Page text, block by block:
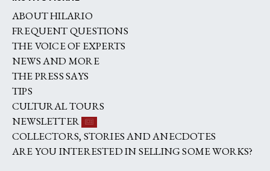
ABOUT HILARIO
FREQUENT QUESTIONS
THE VOICE OF EXPERTS
NEWS AND MORE
THE PRESS SAYS
TIPS
CULTURAL TOURS
NEWSLETTER
COLLECTORS, STORIES AND ANECDOTES
ARE YOU INTERESTED IN SELLING SOME WORKS?